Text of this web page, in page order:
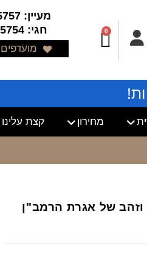
0
מעיין: 052-5255757
חגי: 052-5255754
מחירון קצת עלינו
וזהב של אגרת הרמב"ן